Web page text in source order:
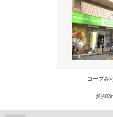
コープみ
約